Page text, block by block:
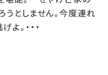
うとしません。今度連れ
よ。・・・